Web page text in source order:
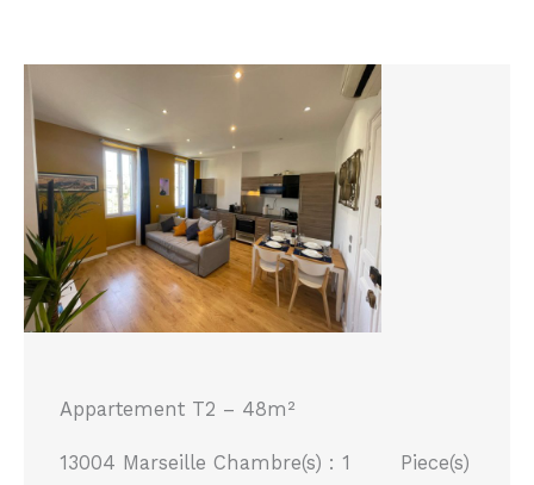
Appartement T2 – 48m²
13004 Marseille Chambre(s) : 1 Piece(s)